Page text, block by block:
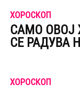
ХОРОСКОП
САМО ОВОЈ
СЕ РАДУВА
ХОРОСКОП